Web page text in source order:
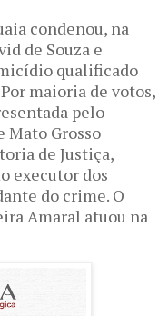
condenou, na
de Souza e
qualificado
maioria de votos,
pelo
Mato Grosso
de Justiça,
executor dos
do crime. O
Amaral atuou na